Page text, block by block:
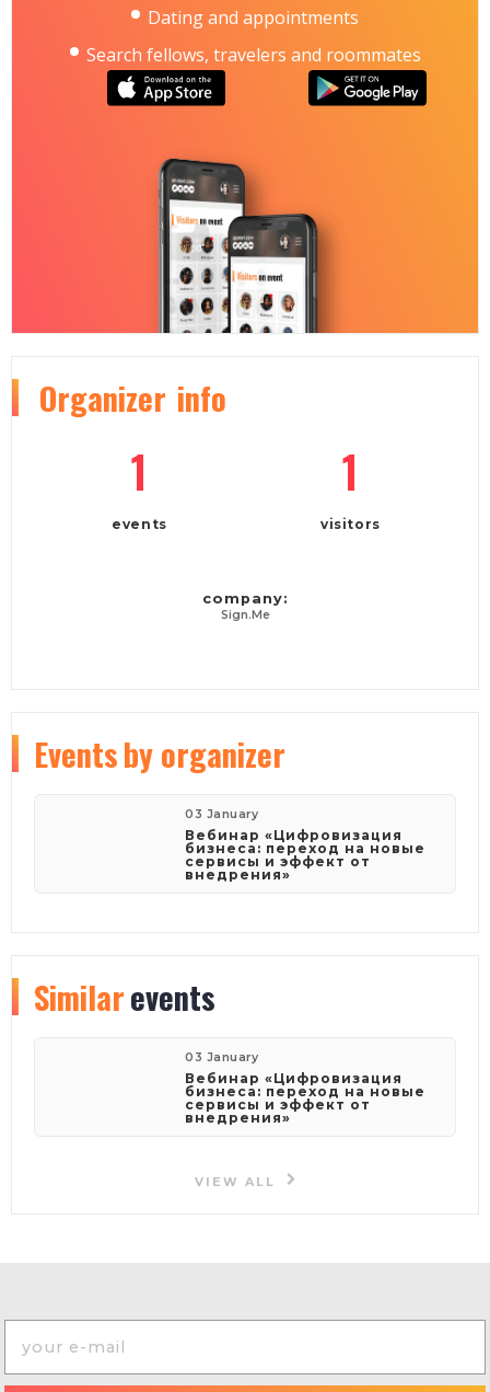
Dating and appointments
Search fellows, travelers and roommates
Organizer info
1
events
1
visitors
company:
Sign.Me
Eventsby organizer
03 January
Вебинар «Цифровизация
бизнеса: переход на новые
сервисы и эффект от
внедрения»
Similarevents
03 January
Вебинар «Цифровизация
бизнеса: переход на новые
сервисы и эффект от
внедрения»
VIEW ALL